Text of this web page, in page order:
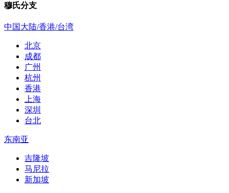
穆氏分支
中国大陆/香港/台湾
北京
成都
广州
杭州
香港
上海
深圳
台北
东南亚
吉隆坡
马尼拉
新加坡